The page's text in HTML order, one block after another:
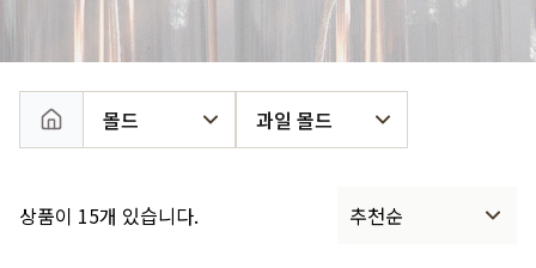
몰드 과일 몰드
상품이 15개 있습니다. 추천순